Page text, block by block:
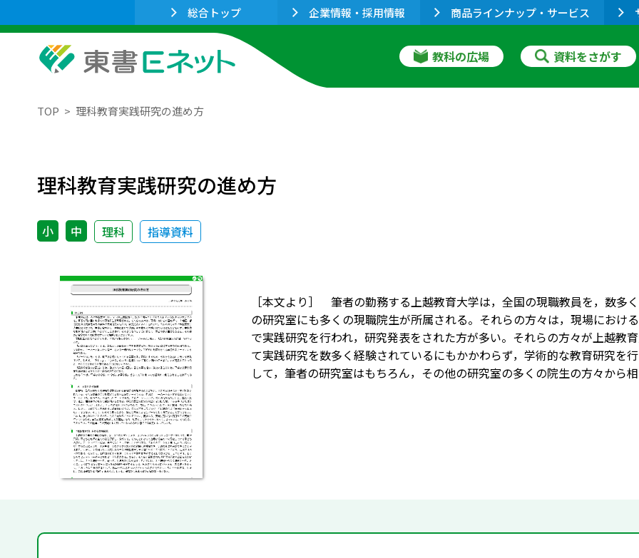
総合トップ 企業情報・採用情報 商品ラインナップ・サービス
教科の広場 資料をさがす
TOP 理科教育実践研究の進め方
理科教育実践研究の進め方
小 中 理科 指導資料
［本文より］ 筆者の勤務する上越教育大学は，全国の現職教員を，数多
の研究室にも多くの現職院生が所属される。それらの方々は，現場におけ
で実践研究を行われ，研究発表をされた方が多い。それらの方々が上越教
て実践研究を数多く経験されているにもかかわらず，学術的な教育研究を
して，筆者の研究室はもちろん，その他の研究室の多くの院生の方々から相